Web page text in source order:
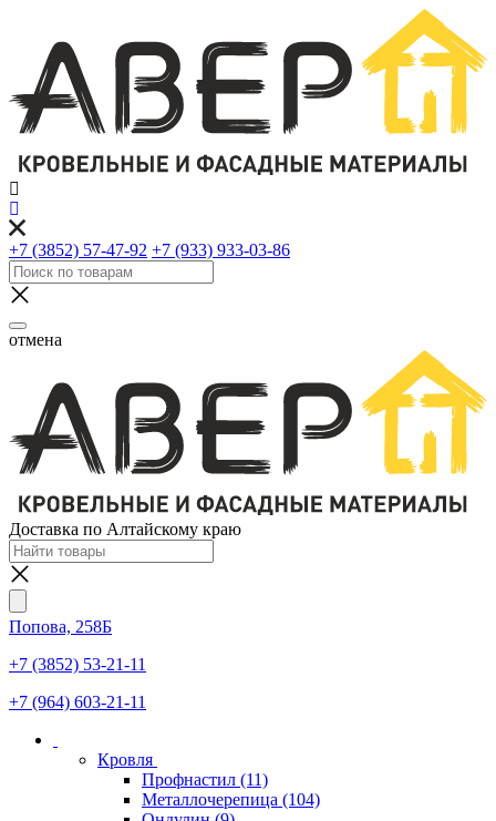
+7 (3852) 57-47-92 +7 (933) 933-03-86
отмена
Доставка по Алтайскому краю
Попова, 258Б
+7 (3852) 53-21-11
+7 (964) 603-21-11
Кровля
Профнастил (11)
Металлочерепица (104)